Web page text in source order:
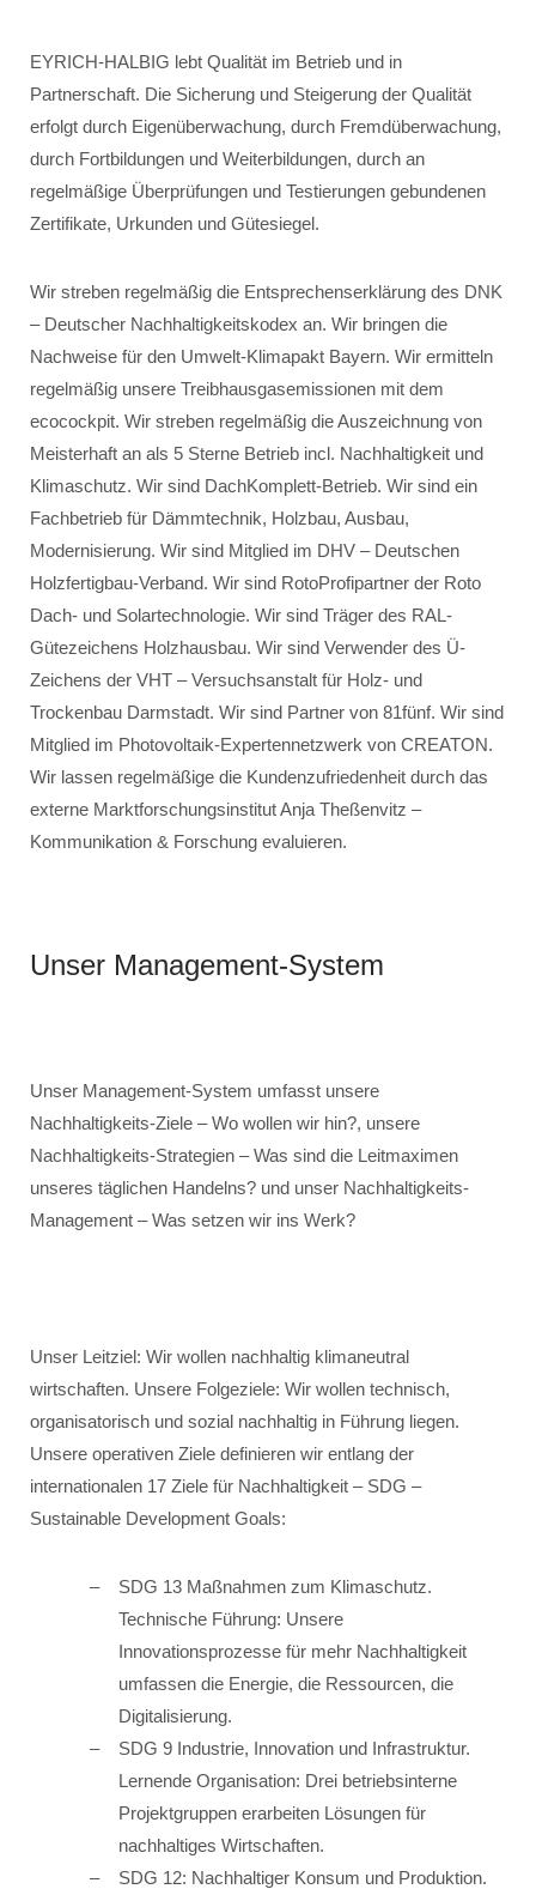
EYRICH-HALBIG lebt Qualität im Betrieb und in
Partnerschaft. Die Sicherung und Steigerung der Qualität
erfolgt durch Eigenüberwachung, durch Fremdüberwachung,
durch Fortbildungen und Weiterbildungen, durch an
regelmäßige Überprüfungen und Testierungen gebundenen
Zertifikate, Urkunden und Gütesiegel.
Wir streben regelmäßig die Entsprechenserklärung des DNK
– Deutscher Nachhaltigkeitskodex an. Wir bringen die
Nachweise für den Umwelt-Klimapakt Bayern. Wir ermitteln
regelmäßig unsere Treibhausgasemissionen mit dem
ecocockpit. Wir streben regelmäßig die Auszeichnung von
Meisterhaft an als 5 Sterne Betrieb incl. Nachhaltigkeit und
Klimaschutz. Wir sind DachKomplett-Betrieb. Wir sind ein
Fachbetrieb für Dämmtechnik, Holzbau, Ausbau,
Modernisierung. Wir sind Mitglied im DHV – Deutschen
Holzfertigbau-Verband. Wir sind RotoProfipartner der Roto
Dach- und Solartechnologie. Wir sind Träger des RAL-
Gütezeichens Holzhausbau. Wir sind Verwender des Ü-
Zeichens der VHT – Versuchsanstalt für Holz- und
Trockenbau Darmstadt. Wir sind Partner von 81fünf. Wir sind
Mitglied im Photovoltaik-Expertennetzwerk von CREATON.
Wir lassen regelmäßige die Kundenzufriedenheit durch das
externe Marktforschungsinstitut Anja Theßenvitz –
Kommunikation & Forschung evaluieren.
Unser Management-System
Unser Management-System umfasst unsere
Nachhaltigkeits-Ziele – Wo wollen wir hin?, unsere
Nachhaltigkeits-Strategien – Was sind die Leitmaximen
unseres täglichen Handelns? und unser Nachhaltigkeits-
Management – Was setzen wir ins Werk?
Unser Leitziel: Wir wollen nachhaltig klimaneutral
wirtschaften. Unsere Folgeziele: Wir wollen technisch,
organisatorisch und sozial nachhaltig in Führung liegen.
Unsere operativen Ziele definieren wir entlang der
internationalen 17 Ziele für Nachhaltigkeit – SDG –
Sustainable Development Goals:
SDG 13 Maßnahmen zum Klimaschutz.
Technische Führung: Unsere
Innovationsprozesse für mehr Nachhaltigkeit
umfassen die Energie, die Ressourcen, die
Digitalisierung.
SDG 9 Industrie, Innovation und Infrastruktur.
Lernende Organisation: Drei betriebsinterne
Projektgruppen erarbeiten Lösungen für
nachhaltiges Wirtschaften.
SDG 12: Nachhaltiger Konsum und Produktion.